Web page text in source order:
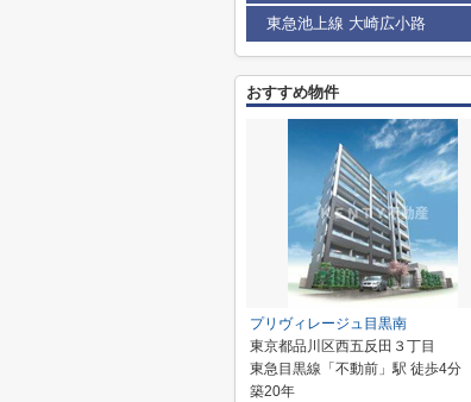
東急池上線 大崎広小路
おすすめ物件
プリヴィレージュ目黒南
東京都品川区西五反田３丁目
東急目黒線「不動前」駅 徒歩4分
築20年